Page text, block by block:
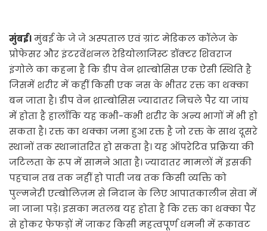
मुंबई।मुंबई के जे जे अस्पताल एवं ग्रांट मेडिकल कॉलेज के
प्रोफेसर और इंटरवेंशनल रेडियोलाजिस्ट डॉक्टर शिवराज
इंगोले का कहना है कि डीप वेन थ्राम्बोसिस एक ऐसी स्थिति है
जिसमें शरीर में कहीं किसी एक नस के भीतर रक्त का थक्का
बन जाता है। डीप वेन थ्राम्बोसिस ज्यादातर निचले पैर या जांघ
में होता है हालाँकि यह कभी-कभी शरीर के अन्य भागों में भी हो
सकता है। रक्त का थक्का जमा हुआ रक्त है जो रक्त के साथ दूसरे
स्थानों तक स्थानांतरित हो सकता है। यह ऑपरेटिव प्रक्रिया की
जटिलता के रूप में सामने आता है। ज्यादातर मामलों में इसकी
पहचान तब तक नहीं हो पाती जब तक किसी व्यक्ति को
पुल्मनेरी एम्बोलिज़म से निदान के लिए आपातकालीन सेवा में
ना जाना पड़े। इसका मतलब यह होता है कि रक्त का थक्का पैर
से होकर फेफड़ों में जाकर किसी महत्वपूर्ण धमनी में रूकावट